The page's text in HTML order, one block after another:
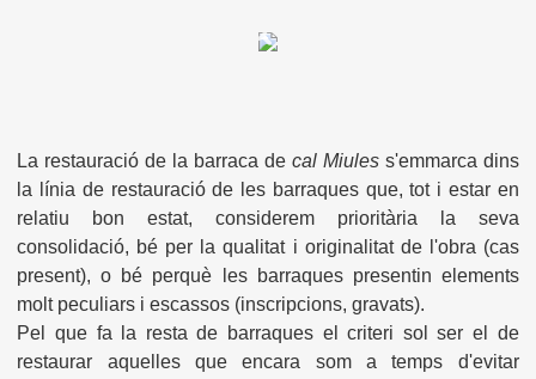
La restauració de la barraca de cal Miuless'emmarca dins
la línia de restauració de les barraques que, tot i estar en
relatiu bon estat, considerem prioritària la seva
consolidació, bé per la qualitat i originalitat de l'obra (cas
present), o bé perquè les barraques presentin elements
molt peculiars i escassos (inscripcions, gravats).
Pel que fa la resta de barraques el criteri sol ser el de
restaurar aquelles que encara som a temps d'evitar